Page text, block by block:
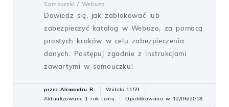
Samouczki / Webuzo
Dowiedz się, jak zablokować lub
zabezpieczyć katalog w Webuzo, za pomocą
prostych kroków w celu zabezpieczenia
danych. Postępuj zgodnie z instrukcjami
zawartymi w samouczku!
przez Alexandru R.
Widoki 1159
Aktualizowane 1 rok temu
Opublikowano w 12/06/2018